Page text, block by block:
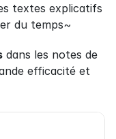
textes explicatifs
du temps~
dans les notes de
efficacité et